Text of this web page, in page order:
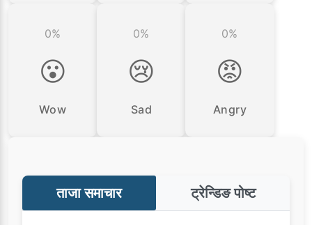
0%
😮
Wow
0%
😢
Sad
0%
😡
Angry
ताजा समाचार ट्रेन्डिङ पोष्ट